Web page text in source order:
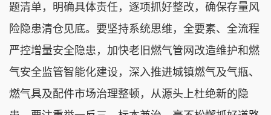
题清单，明确具体责任，逐项抓好整改，确保存量风
险隐患清仓见底。要坚持系统思维，全要素、全流程
严控增量安全隐患，加快老旧燃气管网改造维护和燃
气安全监管智能化建设，深入推进城镇燃气及气瓶、
燃气具及配件市场治理整顿，从源头上杜绝新的隐